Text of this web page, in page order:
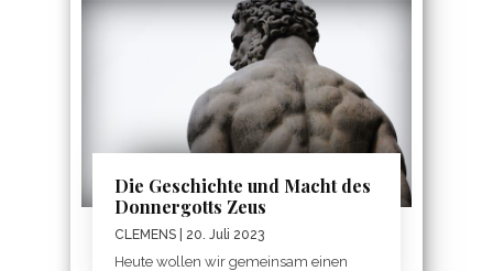
Die Geschichte und Macht des
Donnergotts Zeus
CLEMENS | 20. Juli 2023
Heute wollen wir gemeinsam einen